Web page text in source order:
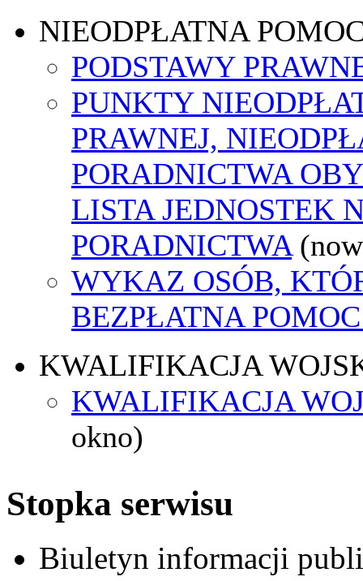
NIEODPŁATNA
PODSTAWY
PUNKTY
PRAWNEJ,
PORADNICTWA
LISTA JEDNOSTEK
PORADNICTWA
WYKAZ OSÓB,
BEZPŁATNA
KWALIFIKACJA
KWALIFIKACJA
okno)
Stopka serwisu
Biuletyn informacji